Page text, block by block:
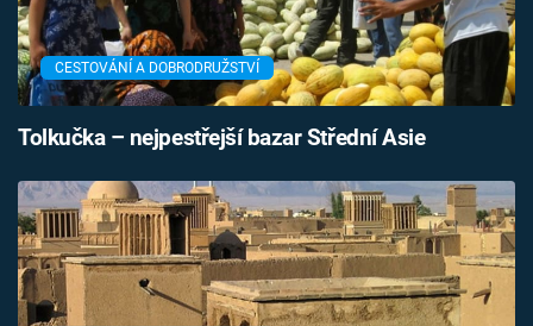
CESTOVÁNÍ A DOBRODRUŽSTVÍ
Tolkučka – nejpestřejší bazar Střední Asie